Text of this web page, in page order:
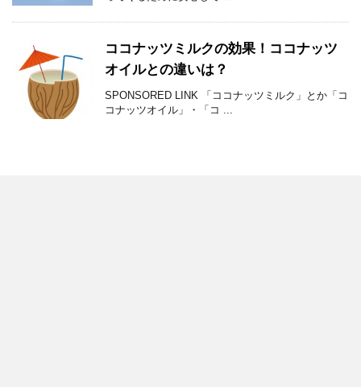
ココナッツミルクの効果！ココナッツ
オイルとの違いは？
SPONSORED LINK 「ココナッツミルク」とか「コ
コナッツオイル」・「コ ...